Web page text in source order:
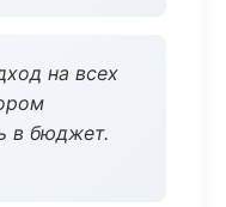
на всех
в бюджет.